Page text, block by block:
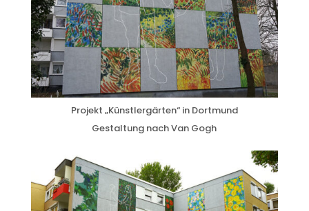
Projekt „Künstlergärten“ in Dortmund
Gestaltung nach Van Gogh